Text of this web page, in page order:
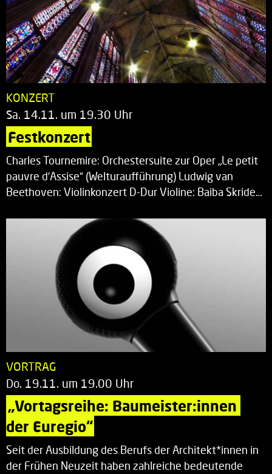
KONZERT
Sa. 14.11. um 19.30 Uhr
Festkonzert
Charles Tournemire: Orchestersuite zur Oper „Le petit
pauvre d’Assise“ (Welturaufführung) Ludwig van
Beethoven: Violinkonzert D-Dur Violine: Baiba Skride…
VORTRAG
Do. 19.11. um 19.00 Uhr
„Vortagsreihe: Baumeister:innen
der Euregio“
Seit der Ausbildung des Berufs der Architekt*innen in
der Frühen Neuzeit haben zahlreiche bedeutende